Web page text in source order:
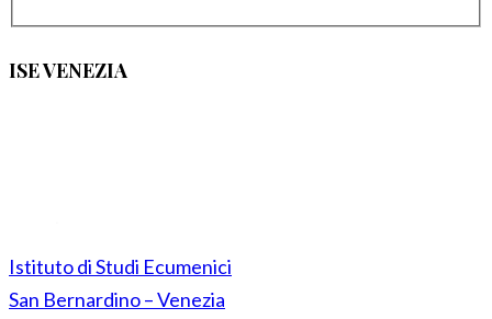
ISE VENEZIA
Istituto di Studi Ecumenici
San Bernardino – Venezia